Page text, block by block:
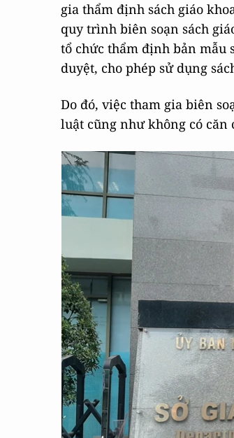
gia thẩm định sách giáo
quy trình biên soạn sách
tổ chức thẩm định bản mẫu
duyệt, cho phép sử dụng
Do đó, việc tham gia biên
luật cũng như không có căn